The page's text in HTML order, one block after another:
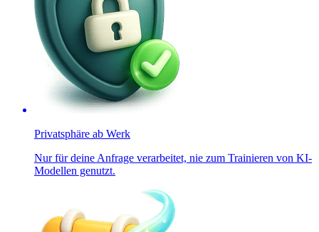
Privatsphäre ab Werk
Nur für deine Anfrage verarbeitet, nie zum Trainieren von KI-
Modellen genutzt.